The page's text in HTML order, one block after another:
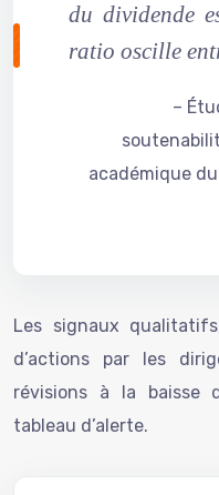
du dividende
ratio oscille
–
académique
Les signaux
d’actions par les
révisions à la baisse
tableau d’alerte.